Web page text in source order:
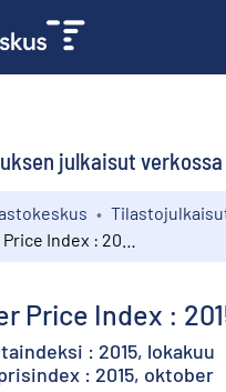
julkaisut verkossa
Price Index :
: 2015, lokakuu
: 2015, oktober